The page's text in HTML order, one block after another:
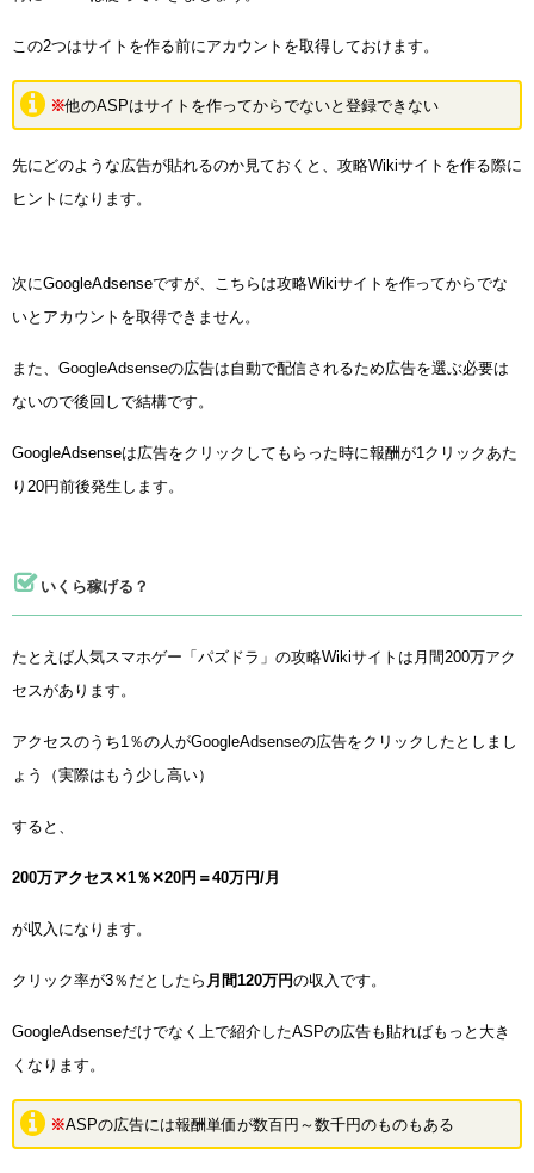
この2つはサイトを作る前にアカウントを取得しておけます。
※他のASPはサイトを作ってからでないと登録できない
先にどのような広告が貼れるのか見ておくと、攻略Wikiサイトを作る際に
ヒントになります。
次にGoogleAdsenseですが、こちらは攻略Wikiサイトを作ってからでな
いとアカウントを取得できません。
また、GoogleAdsenseの広告は自動で配信されるため広告を選ぶ必要は
ないので後回しで結構です。
GoogleAdsenseは広告をクリックしてもらった時に報酬が1クリックあた
り20円前後発生します。
いくら稼げる？
たとえば人気スマホゲー「パズドラ」の攻略Wikiサイトは月間200万アク
セスがあります。
アクセスのうち1％の人がGoogleAdsenseの広告をクリックしたとしまし
ょう（実際はもう少し高い）
すると、
200万アクセス✕1％✕20円＝40万円/月
が収入になります。
クリック率が3％だとしたら 月間120万円の収入です。
GoogleAdsenseだけでなく上で紹介したASPの広告も貼ればもっと大き
くなります。
※ASPの広告には報酬単価が数百円～数千円のものもある